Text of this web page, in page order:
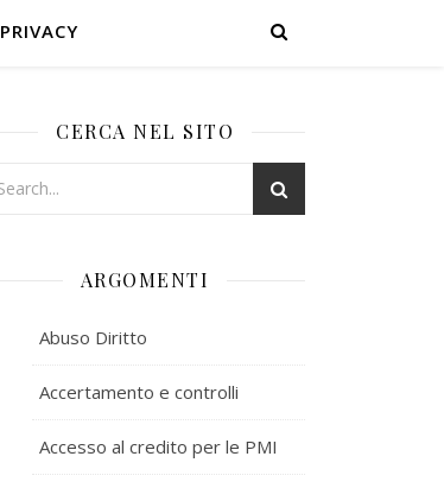
PRIVACY
CERCA NEL SITO
ARGOMENTI
Abuso Diritto
Accertamento e controlli
Accesso al credito per le PMI